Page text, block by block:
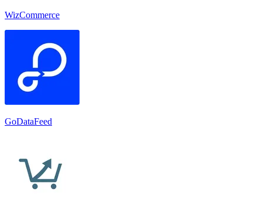
WizCommerce
GoDataFeed